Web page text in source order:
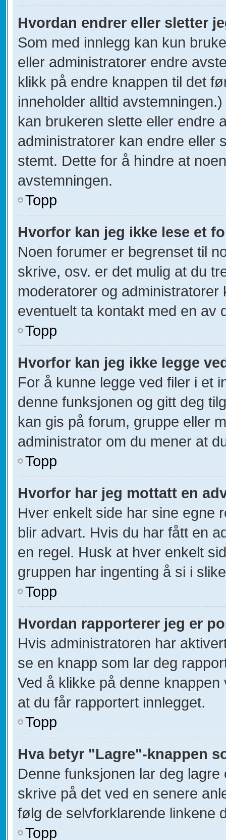
Hvordan endrer eller sletter
Som med innlegg kan kun
eller administratorer endre
klikk på endre knappen til det
inneholder alltid
kan brukeren slette eller endre
administratorer kan endre eller
stemt. Dette for å hindre at
avstemningen.
Topp
Hvorfor kan jeg ikke lese et
Noen forumer er begrenset til
skrive, osv. er det mulig at du
moderatorer og
eventuelt ta kontakt med en av
Topp
Hvorfor kan jeg ikke legge
For å kunne legge ved filer i et
denne funksjonen og gitt deg
kan gis på forum, gruppe eller
administrator om du mener at
Topp
Hvorfor har jeg mottatt en
Hver enkelt side har sine egne
blir advart. Hvis du har fått en
en regel. Husk at hver enkelt
gruppen har ingenting å si i
Topp
Hvordan rapporterer jeg er
Hvis administratoren har
se en knapp som lar deg
Ved å klikke på denne
at du får rapportert innlegget.
Topp
Hva betyr "Lagre"-knappen
Denne funksjonen lar deg
skrive på det ved en senere
følg de selvforklarende linkene
Topp